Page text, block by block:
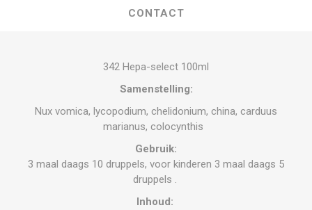
CONTACT
342 Hepa-select 100ml
Samenstelling:
Nux vomica, lycopodium, chelidonium, china, carduus
marianus, colocynthis
Gebruik:
3 maal daags 10 druppels, voor kinderen 3 maal daags 5
druppels .
Inhoud: